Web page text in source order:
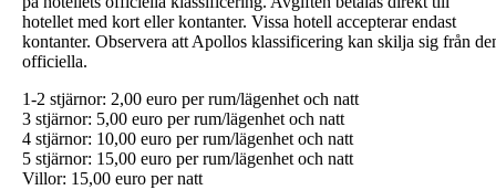
hotellet med kort eller kontanter. Vissa hotell accepterar endast
kontanter. Observera att Apollos klassificering kan skilja sig från
officiella.
1-2 stjärnor: 2,00 euro per rum/lägenhet och natt
3 stjärnor: 5,00 euro per rum/lägenhet och natt
4 stjärnor: 10,00 euro per rum/lägenhet och natt
5 stjärnor: 15,00 euro per rum/lägenhet och natt
Villor: 15,00 euro per natt